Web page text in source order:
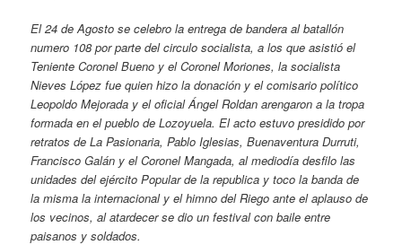
El 24 de Agosto se celebro la entrega de bandera al batallón
numero 108 por parte del circulo socialista, a los que asistió el
Teniente Coronel Bueno y el Coronel Moriones, la socialista
Nieves López fue quien hizo la donación y el comisario político
Leopoldo Mejorada y el oficial Ángel Roldan arengaron a la tropa
formada en el pueblo de Lozoyuela. El acto estuvo presidido por
retratos de La Pasionaria, Pablo Iglesias, Buenaventura Durruti,
Francisco Galán y el Coronel Mangada, al mediodía desfilo las
unidades del ejército Popular de la republica y toco la banda de
la misma la internacional y el himno del Riego ante el aplauso de
los vecinos, al atardecer se dio un festival con baile entre
paisanos y soldados.